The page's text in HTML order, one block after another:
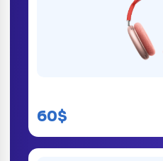
60$